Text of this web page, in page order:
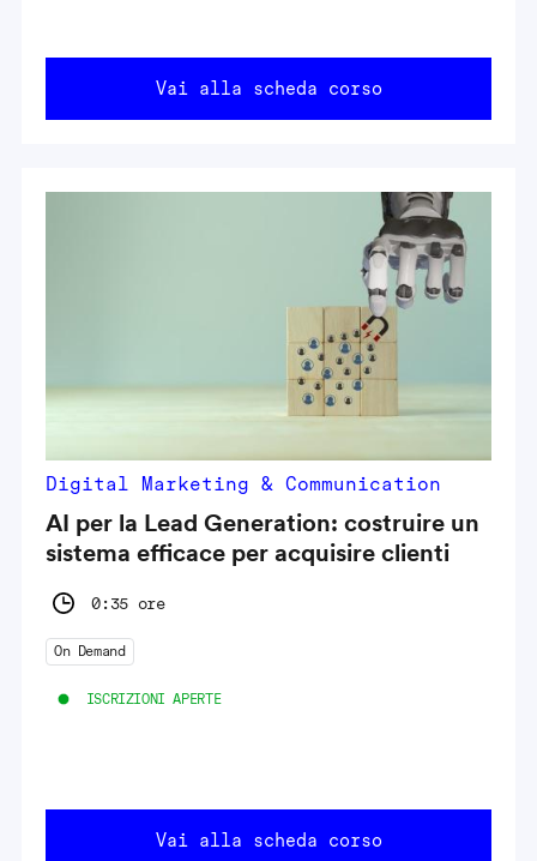
Vai alla scheda corso
Digital Marketing & Communication
AI per la Lead Generation: costruire un
sistema efficace per acquisire clienti
0:35 ore
On Demand
ISCRIZIONI APERTE
Vai alla scheda corso